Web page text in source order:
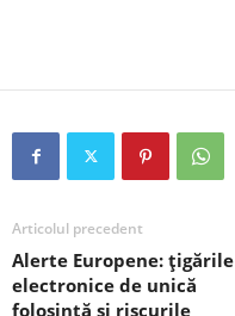
Articolul precedent
Alerte Europene: țigările
electronice de unică
folosință și riscurile